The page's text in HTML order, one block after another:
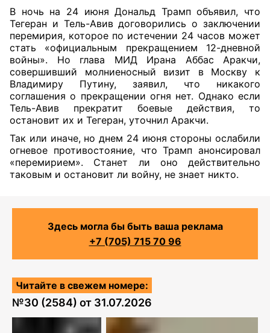
В ночь на 24 июня Дональд Трамп объявил, что
Тегеран и Тель-Авив договорились о заключении
перемирия, которое по истечении 24 часов может
стать «официальным прекращением 12-дневной
войны». Но глава МИД Ирана Аббас Аракчи,
совершивший молниеносный визит в Москву к
Владимиру Путину, заявил, что никакого
соглашения о прекращении огня нет. Однако если
Тель-Авив прекратит боевые действия, то
остановит их и Тегеран, уточнил Аракчи.
Так или иначе, но днем 24 июня стороны ослабили
огневое противостояние, что Трамп анонсировал
«перемирием». Станет ли оно действительно
таковым и остановит ли войну, не знает никто.
Здесь могла бы быть ваша реклама
+7 (705) 715 70 96
Читайте в свежем номере:
№30 (2584) от 31.07.2026